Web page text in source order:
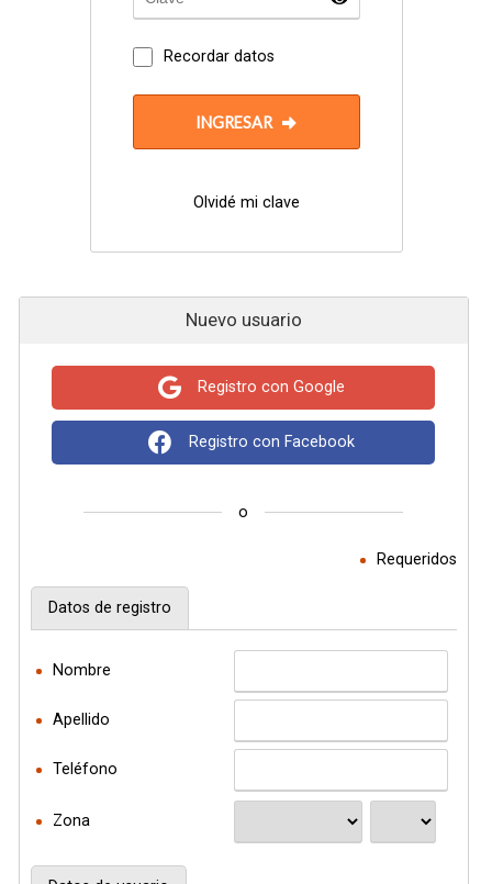
Recordar datos
INGRESAR
Olvidé mi clave
Nuevo usuario
Registro con Google
Registro con Facebook
o
Requeridos
Datos de registro
Nombre
Apellido
Teléfono
Zona